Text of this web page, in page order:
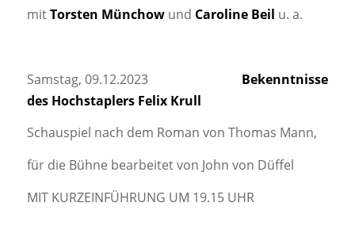
mitTorsten Münchowund Caroline Beil u. a.
Samstag, 09.12.2023 Bekenntnisse
des Hochstaplers Felix Krull
Schauspiel nach dem Roman von Thomas Mann,
für die Bühne bearbeitet von John von Düffel
MIT KURZEINFÜHRUNG UM 19.15 UHR